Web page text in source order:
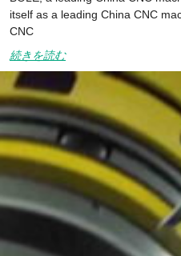
itself as a leading China CNC
CNC
続きを読む